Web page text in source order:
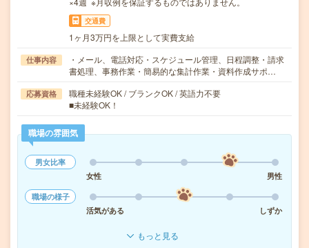
交通費
1ヶ月3万円を上限として実費支給
仕事内容
・メール、電話対応・スケジュール管理、日程調整・請求
書処理、事務作業・簡易的な集計作業・資料作成サポ…
応募資格
職種未経験OK / ブランクOK / 英語力不要
■未経験OK！
職場の雰囲気
男女比率
女性
男性
職場の様子
活気がある
しずか
もっと見る